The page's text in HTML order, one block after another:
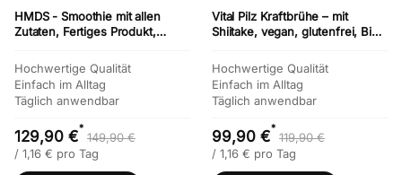
HMDS - Smoothie mit allen
Zutaten, Fertiges Produkt,
ml
Hochwertige Qualität
Einfach im Alltag
Täglich anwendbar
129,90 €*
149,90 €
/ 1,16 € pro Tag
Vital Pilz Kraftbrühe – mit
Shiitake, vegan, glutenfrei, Bio
Hochwertige Qualität
Einfach im Alltag
Täglich anwendbar
99,90 €*
119,90 €
/ 1,16 € pro Tag